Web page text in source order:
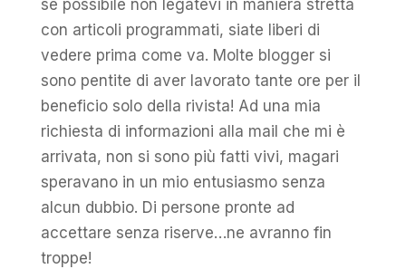
se possibile non legatevi in maniera stretta
con articoli programmati, siate liberi di
vedere prima come va. Molte blogger si
sono pentite di aver lavorato tante ore per il
beneficio solo della rivista! Ad una mia
richiesta di informazioni alla mail che mi è
arrivata, non si sono più fatti vivi, magari
speravano in un mio entusiasmo senza
alcun dubbio. Di persone pronte ad
accettare senza riserve…ne avranno fin
troppe!